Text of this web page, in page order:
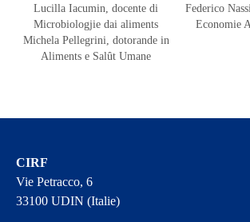
Lucilla Iacumin, docente di
Microbiologjie dai aliments
Michela Pellegrini, dotorande in
Aliments e Salût Umane
Federico
Economie
CIRF
Vie Petracco, 6
33100 UDIN (Italie)